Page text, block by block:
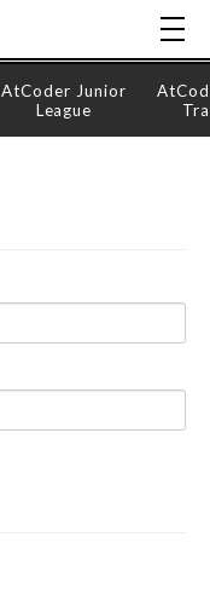
AtCoder Junior
League